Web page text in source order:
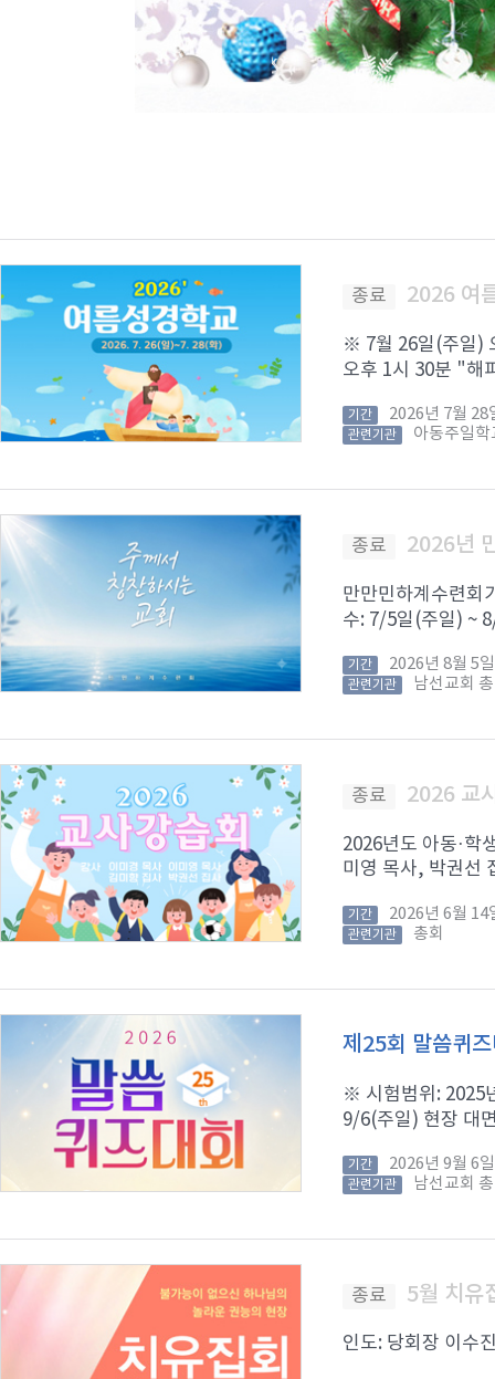
종료 2026 여
※ 7월 26일(주일)
오후 1시 30분 "해
기간 2026년 7월 28
관련기관 아동주일학
종료 2026년
만만민하계수련회
수: 7/5일(주일) ~
기간 2026년 8월 5
관련기관 남선교회
종료 2026 교
2026년도 아동·학
미영 목사, 박권선
기간 2026년 6월 14
관련기관 총회
제25회 말씀퀴
※ 시험범위: 2025
9/6(주일) 현장 대
기간 2026년 9월 6
관련기관 남선교회
종료 5월 치유
인도: 당회장 이수